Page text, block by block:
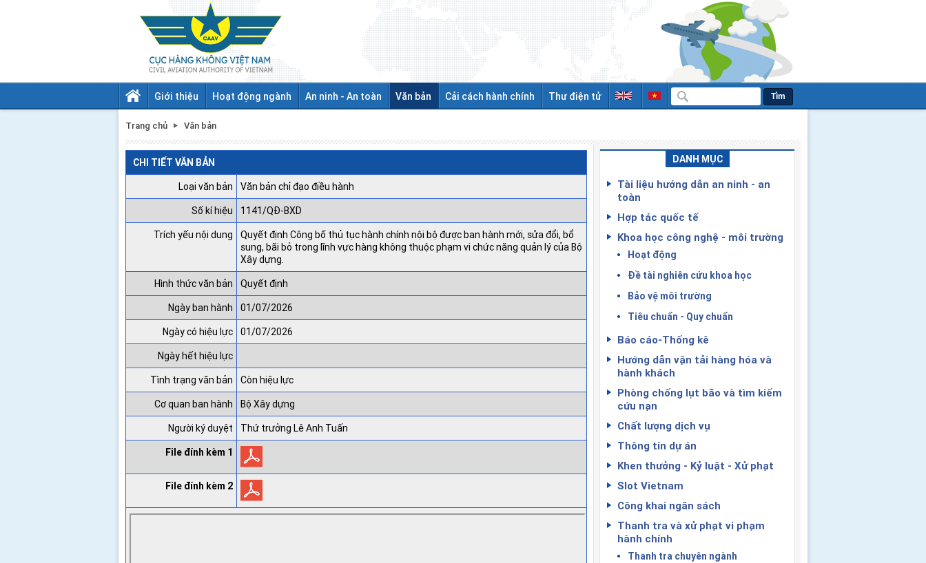
Giới thiệu Hoạt động ngành An ninh - An toàn Văn bản Cải cách hành chính Thư điện tử Tìm
Trang chủ Văn bản
CHI TIẾT VĂN BẢN
Loại văn bản
Văn bản chỉ đạo điều hành
Số kí hiệu
1141/QĐ-BXD
Trích yếu nội dung
Quyết định Công bố thủ tục hành chính nội bộ được ban hành mới, sửa đổi, bổ
sung, bãi bỏ trong lĩnh vực hàng không thuộc phạm vi chức năng quản lý của Bộ
Xây dựng.
Hình thức văn bản
Quyết định
Ngày ban hành
01/07/2026
Ngày có hiệu lực 01/07/2026
Ngày hết hiệu lực
Tình trạng văn bản
Còn hiệu lực
Cơ quan ban hành
Bộ Xây dựng
Người ký duyệt
Thứ trưởng Lê Anh Tuấn
File đính kèm 1
File đính kèm 2
DANH MỤC
Tài liệu hướng dẫn an ninh - an
toàn
Hợp tác quốc tế
Khoa học công nghệ - môi trường
Hoạt động
Đề tài nghiên cứu khoa học
Bảo vệ môi trường
Tiêu chuẩn - Quy chuẩn
Báo cáo-Thống kê
Hướng dẫn vận tải hàng hóa và
hành khách
Phòng chống lụt bão và tìm kiếm
cứu nạn
Chất lượng dịch vụ
Thông tin dự án
Khen thưởng - Kỷ luật - Xử phạt
Slot Vietnam
Công khai ngân sách
Thanh tra và xử phạt vi phạm
hành chính
Thanh tra chuyên ngành